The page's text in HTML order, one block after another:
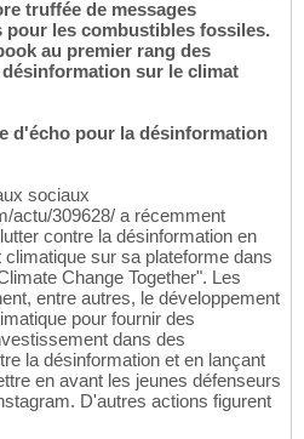
truffée de messages
les combustibles fossiles.
au premier rang des
sur le climat
d'écho pour la désinformation
sociaux
actu/309628/ a récemment
contre la désinformation en
sur sa plateforme dans
Change Together". Les
entre autres, le développement
pour fournir des
dans des
la désinformation et en lançant
en avant les jeunes défenseurs
D'autres actions figurent